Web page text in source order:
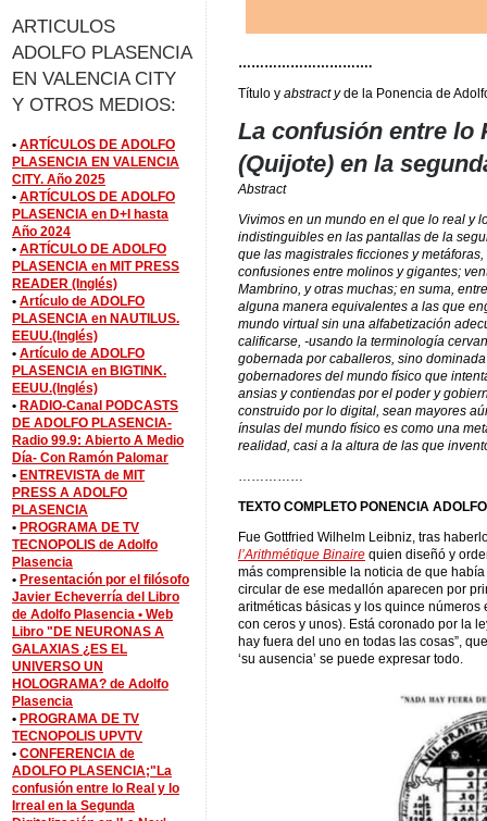
………………………….
Título y abstract yde la Ponencia de
La confusión entre lo
(Quijote) en la
Abstract
Vivimos en un mundo en el que lo real y
indistinguibles en las pantallas de la
que las magistrales ficciones y
confusiones entre molinos y gigantes;
Mambrino, y otras muchas; en suma,
alguna manera equivalentes a las que
mundo virtual sin una alfabetización
calificarse, -usando la terminología
gobernada por caballeros, sino
gobernadores del mundo físico que
ansias y contiendas por el poder y
construido por lo digital, sean mayores
ínsulas del mundo físico es como una
realidad, casi a la altura de las que
……………
TEXTO COMPLETO PONENCIA
Fue Gottfried Wilhelm Leibniz, tras
l’Arithmétique Binaire quien diseñó y
más comprensible la noticia de que
circular de ese medallón aparecen por
aritméticas básicas y los quince
con ceros y unos). Está coronado por la
hay fuera del uno en todas las cosas”,
‘su ausencia’ se puede expresar todo.
ARTICULOS
ADOLFO PLASENCIA
EN VALENCIA CITY
Y OTROS MEDIOS:
• ARTÍCULOS DE ADOLFO
PLASENCIA EN VALENCIA
CITY. Año 2025
• ARTÍCULOS DE ADOLFO
PLASENCIA en D+I hasta
Año 2024
• ARTÍCULO DE ADOLFO
PLASENCIA en MIT PRESS
READER (Inglés)
• Artículo de ADOLFO
PLASENCIA en NAUTILUS.
EEUU.(Inglés)
• Artículo de ADOLFO
PLASENCIA en BIGTINK.
EEUU.(Inglés)
• RADIO-Canal PODCASTS
DE ADOLFO PLASENCIA-
Radio 99.9: Abierto A Medio
Día- Con Ramón Palomar
• ENTREVISTA de MIT
PRESS A ADOLFO
PLASENCIA
• PROGRAMA DE TV
TECNOPOLIS de Adolfo
Plasencia
• Presentación por el filósofo
Javier Echeverría del Libro
de Adolfo Plasencia • Web
Libro "DE NEURONAS A
GALAXIAS ¿ES EL
UNIVERSO UN
HOLOGRAMA? de Adolfo
Plasencia
• PROGRAMA DE TV
TECNOPOLIS UPVTV
• CONFERENCIA de
ADOLFO PLASENCIA;"La
confusión entre lo Real y lo
Irreal en la Segunda